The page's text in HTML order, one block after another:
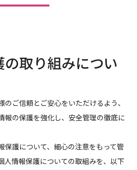
取り組みについ
ご信頼とご安心をいただけるよう、
報の保護を強化し、安全管理の徹底に
保護について、細心の注意をもって管
人情報保護についての取組みを、以下